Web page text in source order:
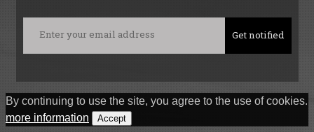
By continuing to use the site, you agree to the use of cookies.
more information
Accept